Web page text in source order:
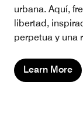
urbana. Aquí,
libertad,
perpetua y una
Learn More